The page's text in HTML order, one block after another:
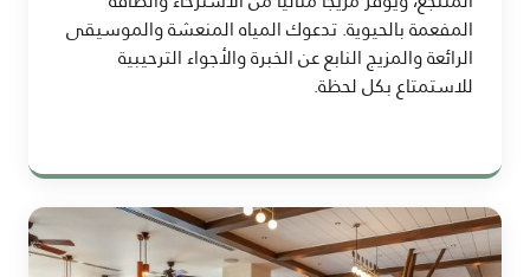
المفعمة بالحيوية. تدعوك المياه المنعشة والموسيقى
الرائعة والمزيج النابع عن الخبرة والأجواء الترحيبية
للاستمتاع بكل لحظة.